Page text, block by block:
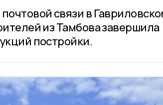
связи в
из Тамбова завершила
постройки.